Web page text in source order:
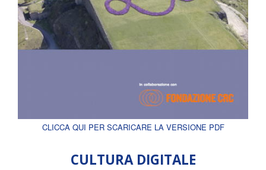
CLICCA QUI PER SCARICARE LA VERSIONE PDF
CULTURA DIGITALE